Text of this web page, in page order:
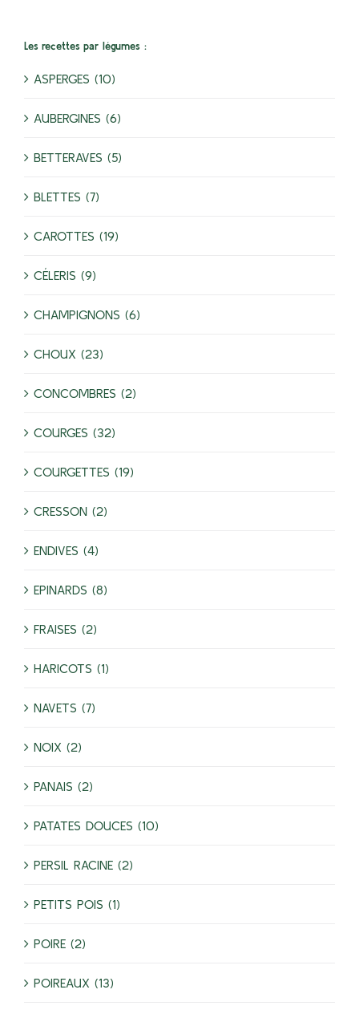
Les recettes par légumes :
ASPERGES (10)
AUBERGINES (6)
BETTERAVES (5)
BLETTES (7)
CAROTTES (19)
CÉLERIS (9)
CHAMPIGNONS (6)
CHOUX (23)
CONCOMBRES (2)
COURGES (32)
COURGETTES (19)
CRESSON (2)
ENDIVES (4)
EPINARDS (8)
FRAISES (2)
HARICOTS (1)
NAVETS (7)
NOIX (2)
PANAIS (2)
PATATES DOUCES (10)
PERSIL RACINE (2)
PETITS POIS (1)
POIRE (2)
POIREAUX (13)